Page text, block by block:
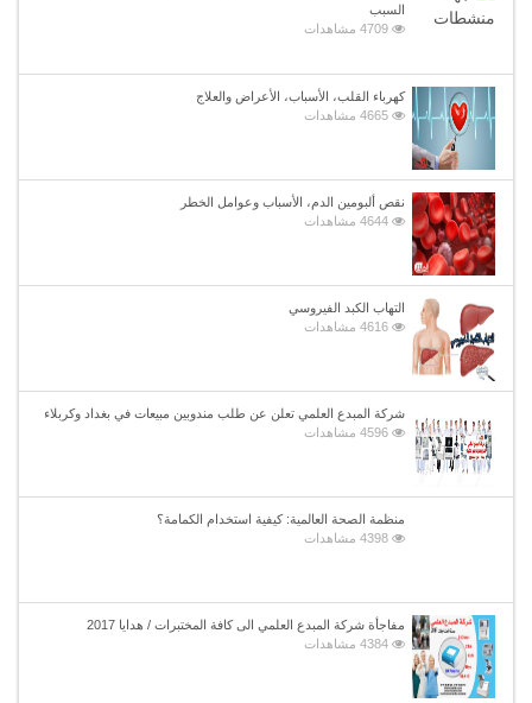
السبب
4709 مشاهدات
كهرباء القلب، الأسباب، الأعراض والعلاج
4665 مشاهدات
نقص ألبومين الدم، الأسباب وعوامل الخطر
4644 مشاهدات
التهاب الكبد الفيروسي
4616 مشاهدات
شركة المبدع العلمي تعلن عن طلب مندوبين مبيعات في بغداد وكربلاء
4596 مشاهدات
منظمة الصحة العالمية: كيفية استخدام الكمامة؟
4398 مشاهدات
مفاجأة شركة المبدع العلمي الى كافة المختبرات / هدايا 2017
4384 مشاهدات